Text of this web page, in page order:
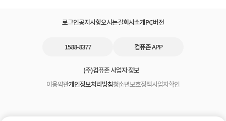
로그인공지사항오시는길회사소개PC버전
1588-8377 컴퓨존 APP
(주)컴퓨존 사업자 정보
이용약관개인정보처리방침청소년보호정책사업자확인